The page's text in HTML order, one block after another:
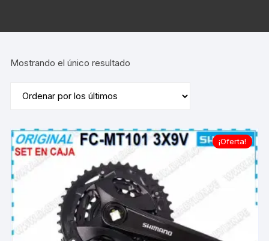
Mostrando el único resultado
¡Oferta!